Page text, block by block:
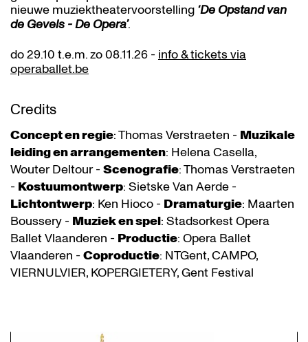
nieuwe muziektheatervoorstelling ‘De Opstand van
de Gevels - De Opera’.
do 29.10 t.e.m. zo 08.11.26 - info & tickets via
operaballet.be
Credits
Concept en regie: Thomas Verstraeten - Muzikale
leiding en arrangementen: Helena Casella,
Wouter Deltour - Scenografie: Thomas Verstraeten
- Kostuumontwerp: Sietske Van Aerde -
Lichtontwerp: Ken Hioco - Dramaturgie: Maarten
Boussery - Muziek en spel: Stadsorkest Opera
Ballet Vlaanderen - Productie: Opera Ballet
Vlaanderen - Coproductie: NTGent, CAMPO,
VIERNULVIER, KOPERGIETERY, Gent Festival